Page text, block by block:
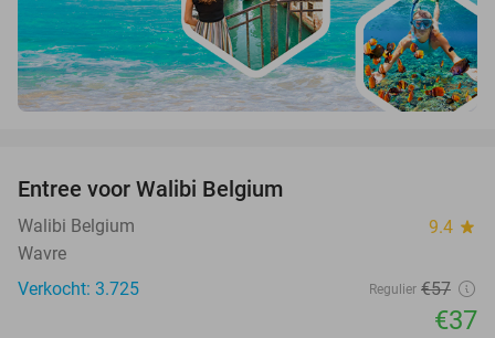
Entree voor Walibi Belgium
Walibi Belgium 9.4 star
Wavre
Verkocht: 3.725
Regulier €57
€37